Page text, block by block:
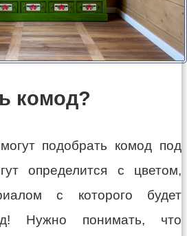
комод?
подобрать комод под
определится с цветом,
с которого будет
Нужно понимать, что